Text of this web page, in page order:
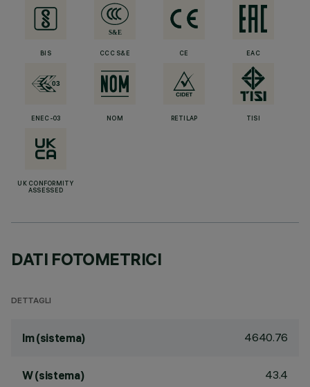
BIS CCC S&E CE EAC
ENEC-03 NOM RETILAP TISI
UK CONFORMITY
ASSESSED
DATI FOTOMETRICI
DETTAGLI
lm (sistema) 4640.76
W (sistema) 43.4